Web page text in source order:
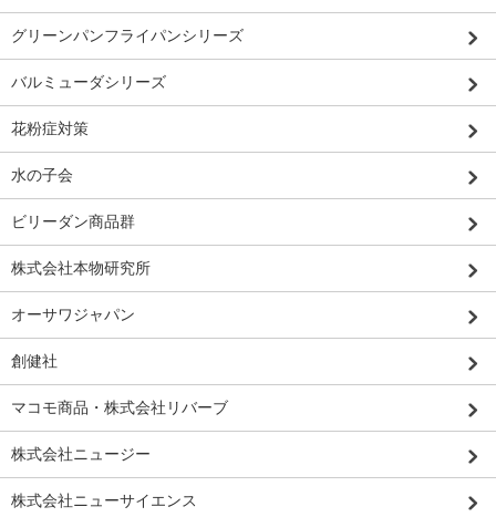
グリーンパンフライパンシリーズ
バルミューダシリーズ
花粉症対策
水の子会
ビリーダン商品群
株式会社本物研究所
オーサワジャパン
創健社
マコモ商品・株式会社リバーブ
株式会社ニュージー
株式会社ニューサイエンス